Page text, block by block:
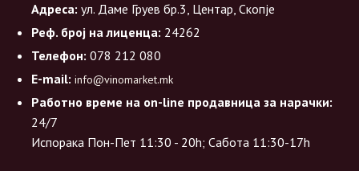
Адреса: ул. Даме Груев бр.3, Центар, Скопје
Реф. број на лиценца: 24262
Телефон: 078 212 080
E-mail: info@vinomarket.mk
Работно време на on-line продавница за нарачки:
24/7
Испорака Пон-Пет 11:30 - 20h; Сабота 11:30-17h